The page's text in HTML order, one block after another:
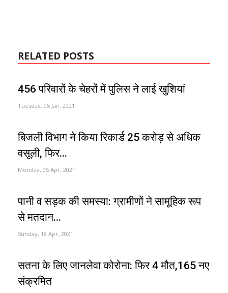
RELATED POSTS
456 परिवारों के चेहरों में पुलिस ने लाई खुशियां
Tuesday, 05 Jan, 2021
बिजली विभाग ने किया रिकार्ड 25 करोड़ से अधिक
वसूली, फिर...
Monday, 05 Apr, 2021
पानी व सड़क की समस्या: ग्रामीणों ने सामूहिक रूप
से मतदान...
Sunday, 18 Apr, 2021
सतना के लिए जानलेवा कोरोना: फिर 4 मौत,165 नए
संक्रमित